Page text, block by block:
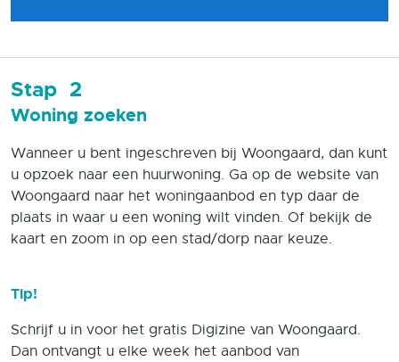
Stap 2
Woning zoeken
Wanneer u bent ingeschreven bij Woongaard, dan kunt
u opzoek naar een huurwoning. Ga op de website van
Woongaard naar het woningaanbod en typ daar de
plaats in waar u een woning wilt vinden. Of bekijk de
kaart en zoom in op een stad/dorp naar keuze.
Tip!
Schrijf u in voor het gratis Digizine van Woongaard.
Dan ontvangt u elke week het aanbod van